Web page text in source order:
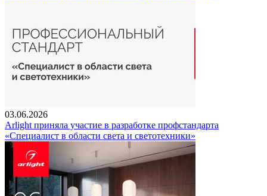
03.06.2026
Arlight приняла участие в разработке профстандарта
«Специалист в области света и светотехники»